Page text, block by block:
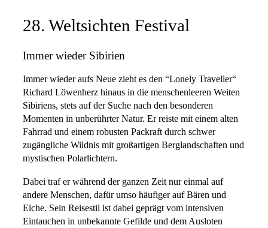
28. Weltsichten Festival
Immer wieder Sibirien
Immer wieder aufs Neue zieht es den “Lonely Traveller“
Richard Löwenherz hinaus in die menschenleeren Weiten
Sibiriens, stets auf der Suche nach den besonderen
Momenten in unberührter Natur. Er reiste mit einem alten
Fahrrad und einem robusten Packraft durch schwer
zugängliche Wildnis mit großartigen Berglandschaften und
mystischen Polarlichtern.
Dabei traf er während der ganzen Zeit nur einmal auf
andere Menschen, dafür umso häufiger auf Bären und
Elche. Sein Reisestil ist dabei geprägt vom intensiven
Eintauchen in unbekannte Gefilde und dem Ausloten